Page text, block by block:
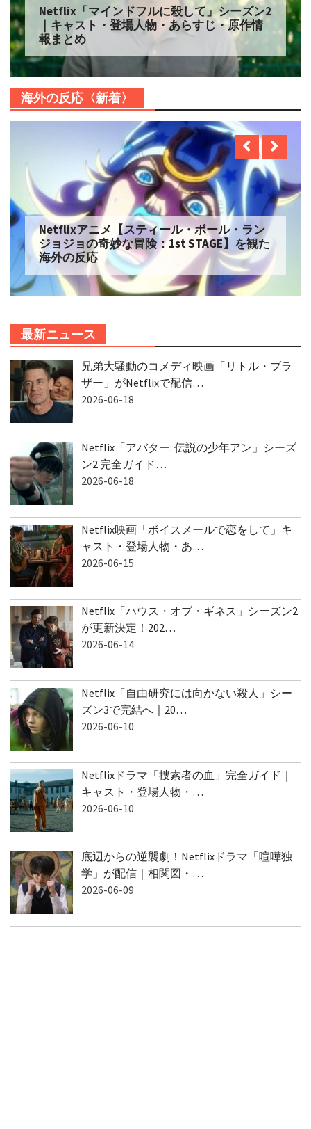
Netflix「マインドフルに殺して」シーズン2
｜キャスト・登場人物・あらすじ・原作情
報まとめ
海外の反応〈新着〉
Netflixアニメ【スティール・ボール・ラン
ジョジョの奇妙な冒険：1st STAGE】を観た
海外の反応
最新ニュース
兄弟大騒動のコメディ映画「リトル・ブラ
ザー」がNetflixで配信…
2026-06-18
Netflix「アバター: 伝説の少年アン」シーズ
ン2 完全ガイド…
2026-06-18
Netflix映画「ボイスメールで恋をして」キ
ャスト・登場人物・あ…
2026-06-15
Netflix「ハウス・オブ・ギネス」シーズン2
が更新決定！202…
2026-06-14
Netflix「自由研究には向かない殺人」シー
ズン3で完結へ｜20…
2026-06-10
Netflixドラマ「捜索者の血」完全ガイド｜
キャスト・登場人物・…
2026-06-10
底辺からの逆襲劇！Netflixドラマ「喧嘩独
学」が配信｜相関図・…
2026-06-09